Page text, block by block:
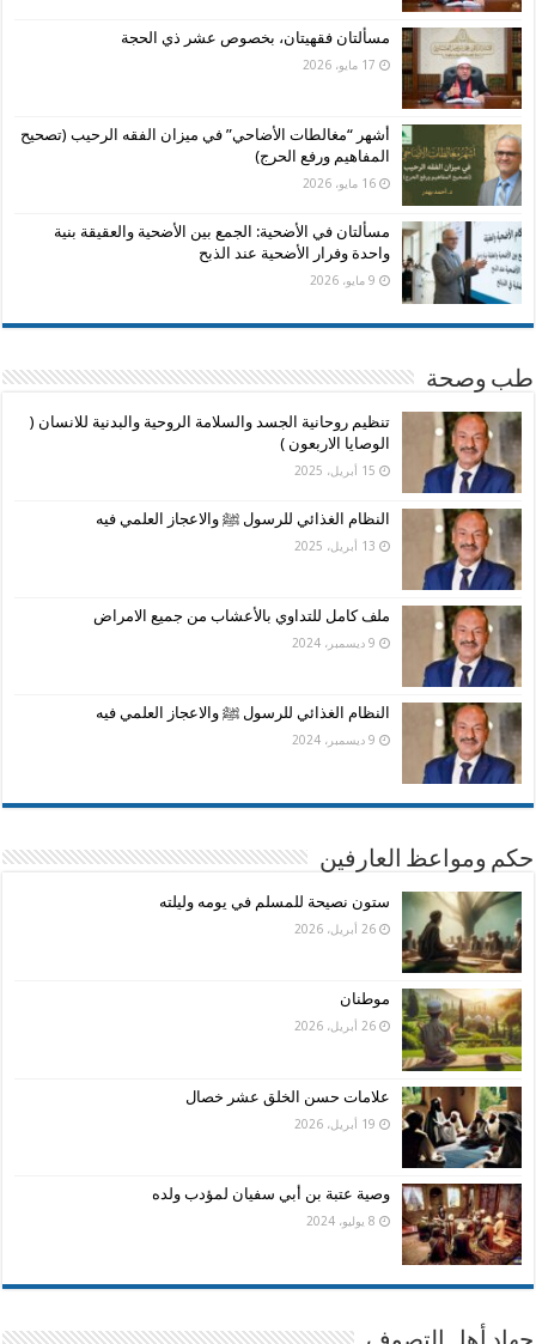
مسألتان فقهيتان، بخصوص عشر ذي الحجة
17 مايو، 2026
أشهر “مغالطات الأضاحي” في ميزان الفقه الرحيب (تصحيح
المفاهيم ورفع الحرج)
16 مايو، 2026
مسألتان في الأضحية: الجمع بين الأضحية والعقيقة بنية
واحدة وفرار الأضحية عند الذبح
9 مايو، 2026
طب وصحة
تنظيم روحانية الجسد والسلامة الروحية والبدنية للانسان (
الوصايا الاربعون )
15 أبريل، 2025
النظام الغذائي للرسول ﷺ والاعجاز العلمي فيه
13 أبريل، 2025
ملف كامل للتداوي بالأعشاب من جميع الامراض
9 ديسمبر، 2024
النظام الغذائي للرسول ﷺ والاعجاز العلمي فيه
9 ديسمبر، 2024
حكم ومواعظ العارفين
ستون نصيحة للمسلم في يومه وليلته
26 أبريل، 2026
موطنان
26 أبريل، 2026
علامات حسن الخلق عشر خصال
19 أبريل، 2026
وصية عتبة بن أبي سفيان لمؤدب ولده
8 يوليو، 2024